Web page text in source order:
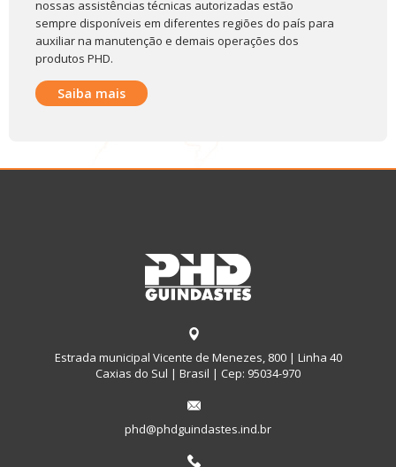
nossas assistências técnicas autorizadas estão
sempre disponíveis em diferentes regiões do país para
auxiliar na manutenção e demais operações dos
produtos PHD.
Saiba mais
Estrada municipal Vicente de Menezes, 800 | Linha 40
Caxias do Sul | Brasil | Cep: 95034-970
phd@phdguindastes.ind.br